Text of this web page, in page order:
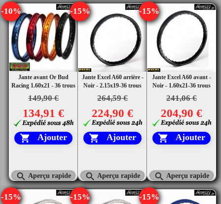
Jante avant Or Bud
Racing 1.60x21 - 36 trous
149,90 €
-10%
134,91 €
 Ajouter
 Aperçu rapide
Jante Excel A60 arrière -
Noir - 2.15x19-36 trous
264,59 €
-15%
224,90 €
 Ajouter
 Aperçu rapide
Jante Excel A60 avant -
Noir - 1.60x21-36 trous
241,06 €
-15%
204,90 €
 Ajouter
 Aperçu rapide
-15% -15% -15%